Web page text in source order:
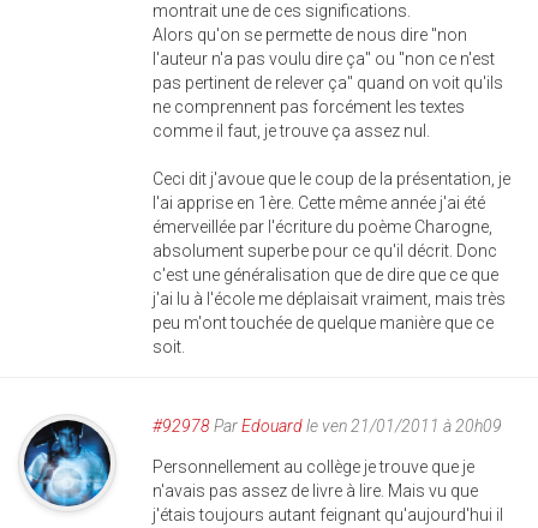
montrait une de ces significations.
Alors qu'on se permette de nous dire "non
l'auteur n'a pas voulu dire ça" ou "non ce n'est
pas pertinent de relever ça" quand on voit qu'ils
ne comprennent pas forcément les textes
comme il faut, je trouve ça assez nul.
Ceci dit j'avoue que le coup de la présentation, je
l'ai apprise en 1ère. Cette même année j'ai été
émerveillée par l'écriture du poème Charogne,
absolument superbe pour ce qu'il décrit. Donc
c'est une généralisation que de dire que ce que
j'ai lu à l'école me déplaisait vraiment, mais très
peu m'ont touchée de quelque manière que ce
soit.
#92978ParEdouardle ven 21/01/2011 à 20h09
Personnellement au collège je trouve que je
n'avais pas assez de livre à lire. Mais vu que
j'étais toujours autant feignant qu'aujourd'hui il